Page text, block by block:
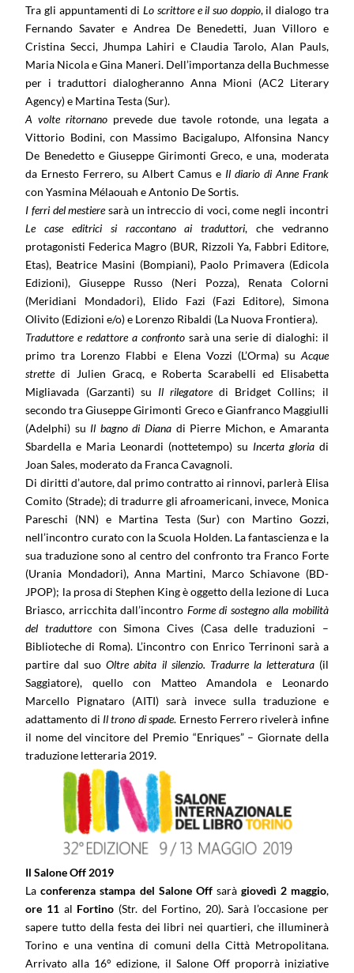
Tra gli appuntamenti di Lo scrittore e il suo doppio, il dialogo tra
Fernando Savater e Andrea De Benedetti, Juan Villoro e
Cristina Secci, Jhumpa Lahiri e Claudia Tarolo, Alan Pauls,
Maria Nicola e Gina Maneri. Dell’importanza della Buchmesse
per i traduttori dialogheranno Anna Mioni (AC2 Literary
Agency) e Martina Testa (Sur).
A volte ritornano prevede due tavole rotonde, una legata a
Vittorio Bodini, con Massimo Bacigalupo, Alfonsina Nancy
De Benedetto e Giuseppe Girimonti Greco, e una, moderata
da Ernesto Ferrero, su Albert Camus e Il diario di Anne Frank
con Yasmina Mélaouah e Antonio De Sortis.
I ferri del mestieresarà un intreccio di voci, come negli incontri
Le case editrici si raccontano ai traduttori, che vedranno
protagonisti Federica Magro (BUR, Rizzoli Ya, Fabbri Editore,
Etas), Beatrice Masini (Bompiani), Paolo Primavera (Edicola
Edizioni), Giuseppe Russo (Neri Pozza), Renata Colorni
(Meridiani Mondadori), Elido Fazi (Fazi Editore), Simona
Olivito (Edizioni e/o) e Lorenzo Ribaldi (La Nuova Frontiera).
Traduttore e redattore a confrontosarà una serie di dialoghi: il
primo tra Lorenzo Flabbi e Elena Vozzi (L’Orma) su Acque
strettedi Julien Gracq, e Roberta Scarabelli ed Elisabetta
Migliavada (Garzanti) su Il rilegatoredi Bridget Collins; il
secondo tra Giuseppe Girimonti Greco e Gianfranco Maggiulli
(Adelphi) su Il bagno di Diana di Pierre Michon, e Amaranta
Sbardella e Maria Leonardi (nottetempo) su Incerta gloria di
Joan Sales, moderato da Franca Cavagnoli.
Di diritti d’autore, dal primo contratto ai rinnovi, parlerà Elisa
Comito (Strade); di tradurre gli afroamericani, invece, Monica
Pareschi (NN) e Martina Testa (Sur) con Martino Gozzi,
nell’incontro curato con la Scuola Holden. La fantascienza e la
sua traduzione sono al centro del confronto tra Franco Forte
(Urania Mondadori), Anna Martini, Marco Schiavone (BD-
JPOP); la prosa di Stephen King è oggetto della lezione di Luca
Briasco, arricchita dall’incontro Forme di sostegno alla mobilità
del traduttorecon Simona Cives (Casa delle traduzioni –
Biblioteche di Roma). L’incontro con Enrico Terrinoni sarà a
partire dal suoOltre abita il silenzio. Tradurre la letteratura(il
Saggiatore), quello con Matteo Amandola e Leonardo
Marcello Pignataro (AITI) sarà invece sulla traduzione e
adattamento di Il trono di spade. Ernesto Ferrero rivelerà infine
il nome del vincitore del Premio “Enriques” – Giornate della
traduzione letteraria 2019.
Il Salone Off 2019
Laconferenza stampa del Salone Offsarà giovedì 2 maggio,
ore 11 al Fortino (Str. del Fortino, 20). Sarà l’occasione per
sapere tutto della festa dei libri nei quartieri, che illuminerà
Torino e una ventina di comuni della Città Metropolitana.
Arrivato alla 16° edizione, il Salone Off proporrà iniziative